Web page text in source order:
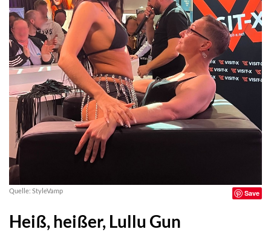
Quelle: StyleVamp Save
Heiß, heißer, Lullu Gun